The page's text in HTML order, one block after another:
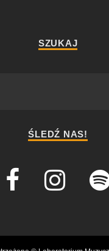
SZUKAJ
ŚLEDŹ NAS!